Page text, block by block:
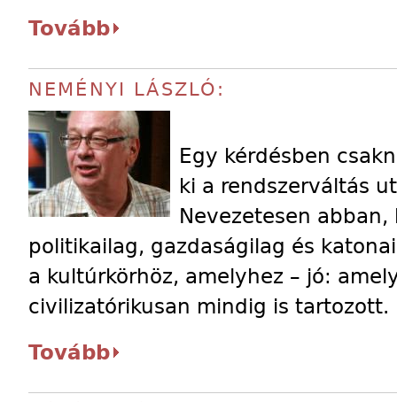
Tovább
NEMÉNYI LÁSZLÓ:
Egy kérdésben
ki a rendszerváltás
Nevezetesen
politikailag, gazdaságilag és
a kultúrkörhöz, amelyhez – jó:
civilizatórikusan mindig is tartozott.
Tovább